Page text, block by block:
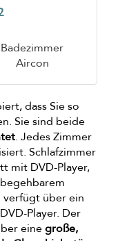
Badezimmer
Aircon
dass Sie so
Sie sind beide
. Jedes Zimmer
Schlafzimmer
mit DVD-Player,
verfügt über ein
Player. Der
einegroße,